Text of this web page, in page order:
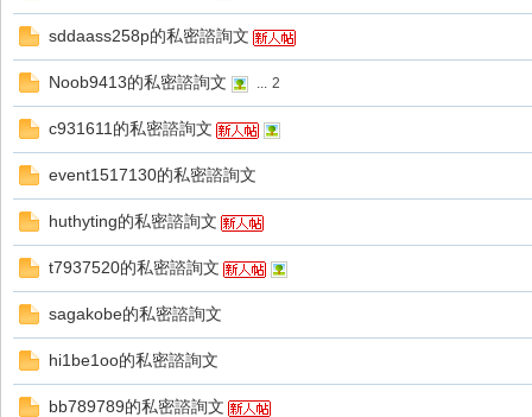
sddaass258p的私密諮詢文
Noob9413的私密諮詢文 ... 2
c931611的私密諮詢文
event1517130的私密諮詢文
huthyting的私密諮詢文
t7937520的私密諮詢文
sagakobe的私密諮詢文
hi1be1oo的私密諮詢文
bb789789的私密諮詢文